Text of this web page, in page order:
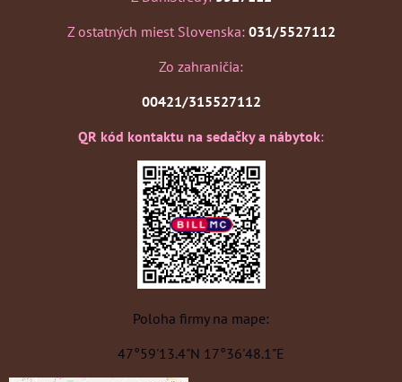
Z ostatných miest Slovenska: 031/5527112
Zo zahraničia:
00421/315527112
QR kód kontaktu na sedačky a nábytok:
Poloha firmy na mape:
47°59'13.4"N 17°36'48.1"E